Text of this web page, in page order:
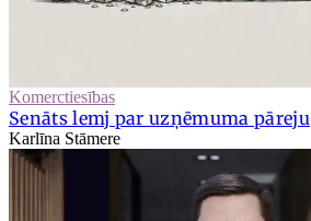
Komerctiesības
Senāts lemj par uzņēmuma pāreju
Karlīna Stāmere